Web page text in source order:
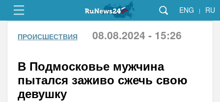
ENG | RU
ПРОИСШЕСТВИЯ 08.08.2024 - 15:26
В Подмосковье мужчина
пытался заживо сжечь свою
девушку